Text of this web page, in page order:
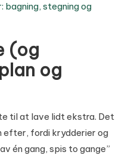
bagning, stegning og
(og
og
til at lave lidt ekstra. Det
efter, fordi krydderier og
én gang, spis to gange”